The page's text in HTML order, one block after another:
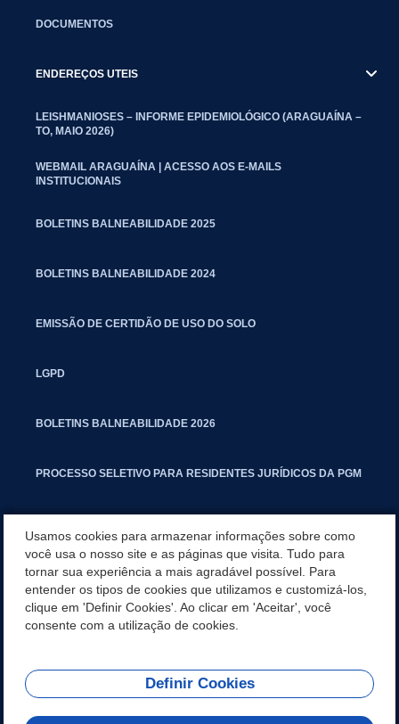
DOCUMENTOS
ENDEREÇOS UTEIS
LEISHMANIOSES – INFORME EPIDEMIOLÓGICO (ARAGUAÍNA –
TO, MAIO 2026)
WEBMAIL ARAGUAÍNA | ACESSO AOS E-MAILS
INSTITUCIONAIS
BOLETINS BALNEABILIDADE 2025
BOLETINS BALNEABILIDADE 2024
EMISSÃO DE CERTIDÃO DE USO DO SOLO
LGPD
BOLETINS BALNEABILIDADE 2026
PROCESSO SELETIVO PARA RESIDENTES JURÍDICOS DA PGM
MANUAL DE PROCEDIMENTOS IMOBILIÁRIOS SEINFRA
TURMINHA DO LAGO
REDES SOCIAIS
Usamos cookies para armazenar informações sobre como
você usa o nosso site e as páginas que visita. Tudo para
tornar sua experiência a mais agradável possível. Para
entender os tipos de cookies que utilizamos e customizá-los,
clique em 'Definir Cookies'. Ao clicar em 'Aceitar', você
consente com a utilização de cookies.
Definir Cookies